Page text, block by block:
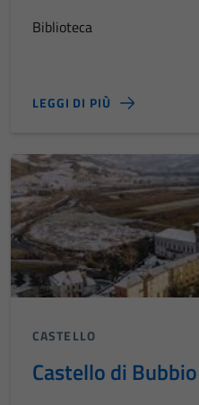
Biblioteca
LEGGI DI PIÙ
CASTELLO
Castello di Bubbio